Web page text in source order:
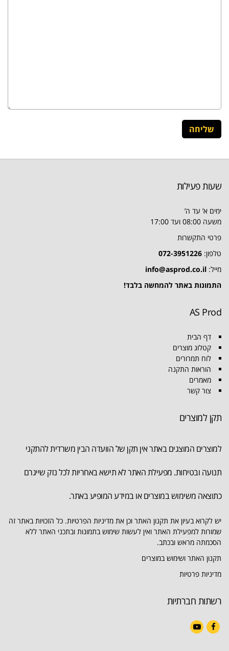
שעות פעילות
ימים א’ עד ה’
משעה 08:00 ועד 17:00
פרטי התקשרות
טלפון: 072-3951226
מייל: info@asprod.co.il
התמונות באתר להמחשה בלבד!
AS Prod
דף הבית
קטלוג מוצרים
לוח תמרורים
הוראות התקנה
מאמרים
צור קשר
תקן למוצרים
למוצרים המוצגים באתר אין תקן של הוועדה הבין משרדית להתקני
תנועה ובטיחות. מפעילת האתר לא תישא באחריות לכל נזק שייגרם
כתוצאה משימוש במוצרים או במידע המופיע באתר.
יש לקרוא בעיון את תקנון האתר וכן את מדיניות הפרטיות. כל הזכויות באתר זה
שמורות למפעילת האתר ואין לעשות שימוש בתמונות ובתכני האתר ללא
הסכמתה מראש ובכתב.
תקנון האתר ושימוש במוצרים
מדיניות פרטיות
רשתות חברתיות